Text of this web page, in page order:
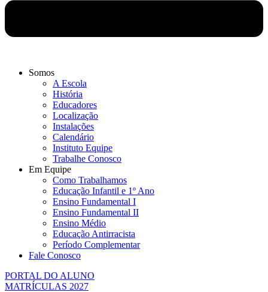
Somos
A Escola
História
Educadores
Localização
Instalações
Calendário
Instituto Equipe
Trabalhe Conosco
Em Equipe
Como Trabalhamos
Educação Infantil e 1º Ano
Ensino Fundamental I
Ensino Fundamental II
Ensino Médio
Educação Antirracista
Período Complementar
Fale Conosco
PORTAL DO ALUNO
MATRÍCULAS 2027